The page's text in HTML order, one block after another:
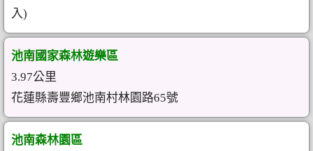
入)
池南國家森林遊樂區
3.97公里
花蓮縣壽豐鄉池南村林園路65號
池南森林園區